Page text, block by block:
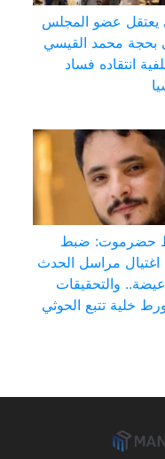
يعتقل عضو المجلس
بحجة محمد القيسي
انتقاده فساد
حضرموت: ضبط
مراسل الحدث
والتحقيقات
خلية تتبع الحوثي